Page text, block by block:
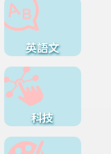
英語文
科技